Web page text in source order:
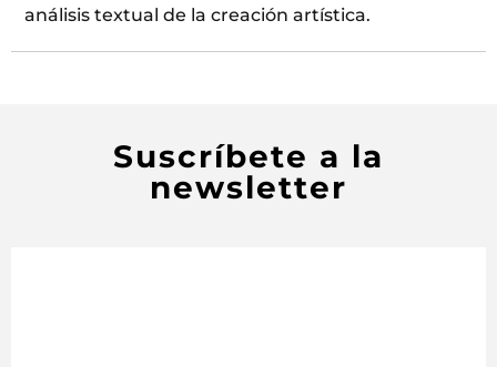
análisis textual de la creación artística.
Suscríbete a la
newsletter